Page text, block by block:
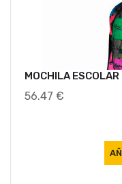
MOCHILA
56.47 €